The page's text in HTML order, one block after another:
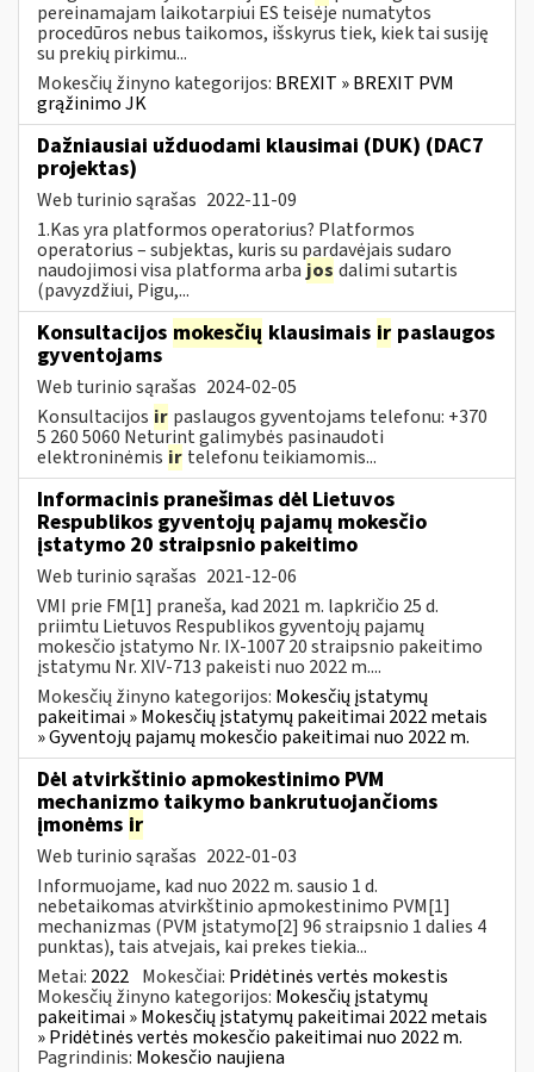
pereinamajam laikotarpiui ES teisėje numatytos
procedūros nebus taikomos, išskyrus tiek, kiek tai susiję
su prekių pirkimu...
Mokesčių žinyno kategorijos: BREXIT » BREXIT PVM
grąžinimo JK
Dažniausiai užduodami klausimai (DUK) (DAC7
projektas)
Web turinio sąrašas 2022-11-09
1.Kas yra platformos operatorius? Platformos
operatorius – subjektas, kuris su pardavėjais sudaro
naudojimosi visa platforma arba jos dalimi sutartis
(pavyzdžiui, Pigu,...
Konsultacijos mokesčių klausimais ir paslaugos
gyventojams
Web turinio sąrašas 2024-02-05
Konsultacijos ir paslaugos gyventojams telefonu: +370
5 260 5060 Neturint galimybės pasinaudoti
elektroninėmis ir telefonu teikiamomis...
Informacinis pranešimas dėl Lietuvos
Respublikos gyventojų pajamų mokesčio
įstatymo 20 straipsnio pakeitimo
Web turinio sąrašas 2021-12-06
VMI prie FM[1] praneša, kad 2021 m. lapkričio 25 d.
priimtu Lietuvos Respublikos gyventojų pajamų
mokesčio įstatymo Nr. IX-1007 20 straipsnio pakeitimo
įstatymu Nr. XIV-713 pakeisti nuo 2022 m....
Mokesčių žinyno kategorijos: Mokesčių įstatymų
pakeitimai » Mokesčių įstatymų pakeitimai 2022 metais
» Gyventojų pajamų mokesčio pakeitimai nuo 2022 m.
Dėl atvirkštinio apmokestinimo PVM
mechanizmo taikymo bankrutuojančioms
įmonėms ir
Web turinio sąrašas 2022-01-03
Informuojame, kad nuo 2022 m. sausio 1 d.
nebetaikomas atvirkštinio apmokestinimo PVM[1]
mechanizmas (PVM įstatymo[2] 96 straipsnio 1 dalies 4
punktas), tais atvejais, kai prekes tiekia...
Metai: 2022 Mokesčiai: Pridėtinės vertės mokestis
Mokesčių žinyno kategorijos: Mokesčių įstatymų
pakeitimai » Mokesčių įstatymų pakeitimai 2022 metais
» Pridėtinės vertės mokesčio pakeitimai nuo 2022 m.
Pagrindinis: Mokesčio naujiena